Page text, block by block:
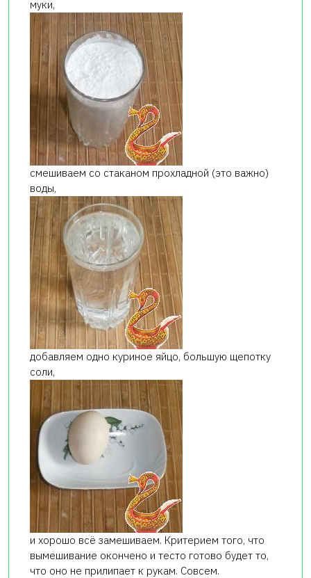
муки,
смешиваем со стаканом прохладной (это важно)
воды,
добавляем одно куриное яйцо, большую щепотку
соли,
и хорошо всё замешиваем. Критерием того, что
вымешивание окончено и тесто готово будет то,
что оно не прилипает к рукам. Совсем.